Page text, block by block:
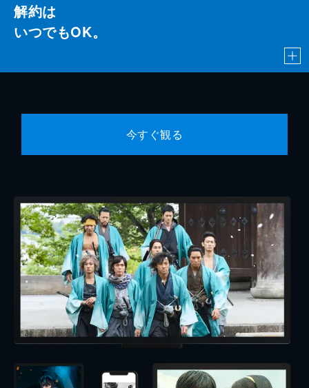
解約は
いつでもOK。
今すぐ観る